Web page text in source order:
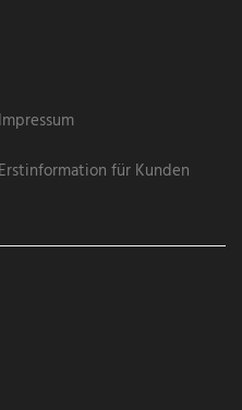
Impressum
Erstinformation für Kunden